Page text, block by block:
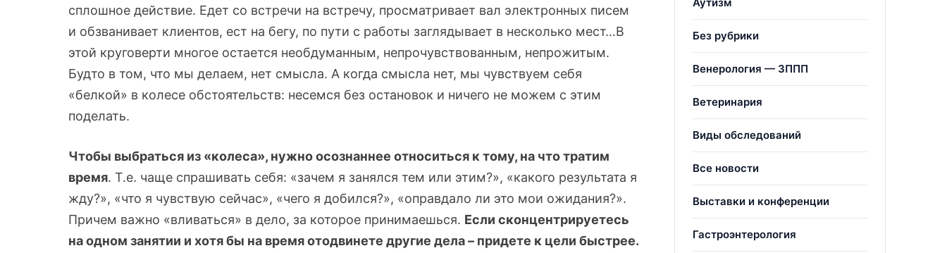
сплошное действие. Едет со встречи на встречу, просматривает вал электронных писем
и обзванивает клиентов, ест на бегу, по пути с работы заглядывает в несколько мест…В
этой круговерти многое остается необдуманным, непрочувствованным, непрожитым.
Будто в том, что мы делаем, нет смысла. А когда смысла нет, мы чувствуем себя
«белкой» в колесе обстоятельств: несемся без остановок и ничего не можем с этим
поделать.
Чтобы выбраться из «колеса», нужно осознаннее относиться к тому, на что тратим
время. Т.е. чаще спрашивать себя: «зачем я занялся тем или этим?», «какого результата я
жду?», «что я чувствую сейчас», «чего я добился?», «оправдало ли это мои ожидания?».
Причем важно «вливаться» в дело, за которое принимаешься. Если сконцентрируетесь
на одном занятии и хотя бы на время отодвинете другие дела – придете к цели быстрее.
Без рубрики
Венерология — ЗППП
Ветеринария
Виды обследований
Все новости
Выставки и конференции
Гастроэнтерология